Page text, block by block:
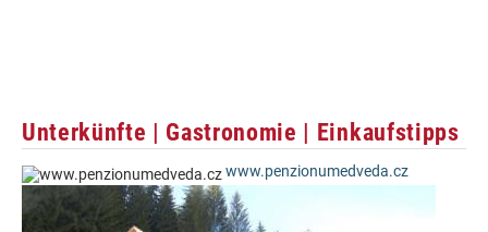
Unterkünfte | Gastronomie | Einkaufstipps
www.penzionumedveda.cz